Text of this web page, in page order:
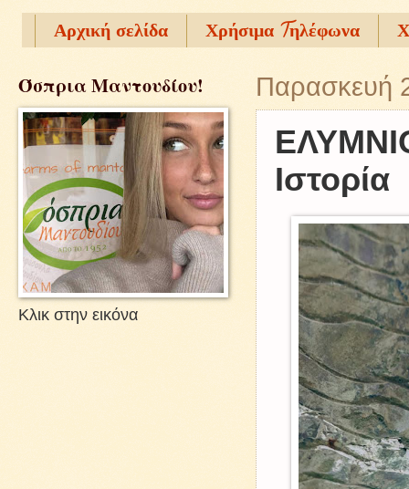
Αρχική σελίδα Χρήσιμα Tηλέφωνα
Παρασκευή
Ιστορία
Όσπρια Μαντουδίου!
Κλικ στην εικόνα